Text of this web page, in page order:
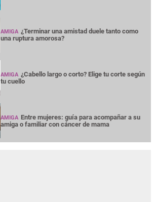
AMIGA ¿Terminar una amistad duele tanto como
una ruptura amorosa?
AMIGA ¿Cabello largo o corto? Elige tu corte según
tu cuello
AMIGA Entre mujeres: guía para acompañar a su
amiga o familiar con cáncer de mama